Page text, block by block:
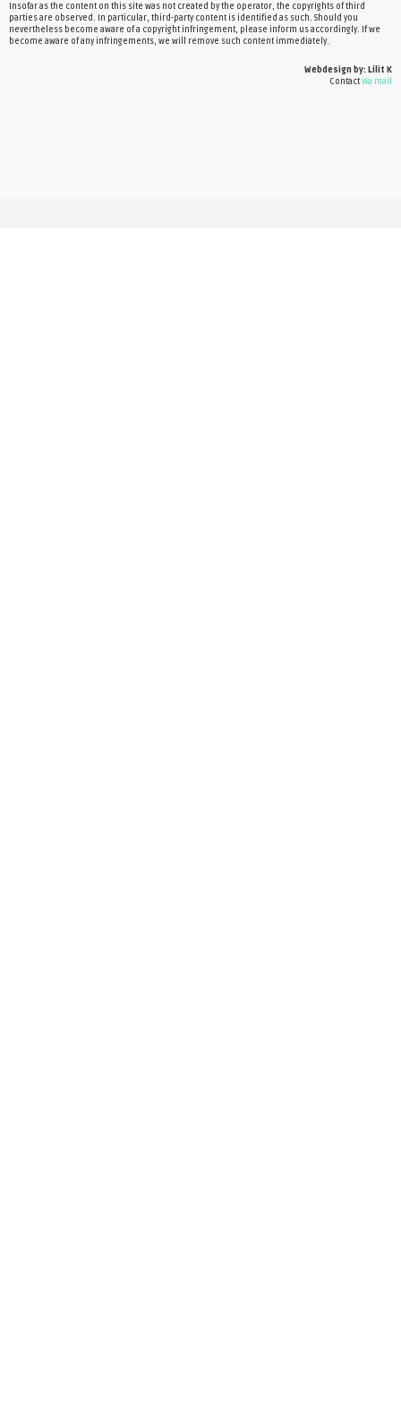
Insofar as the content on this site was not created by the operator, the copyrights of third
parties are observed. In particular, third-party content is identified as such. Should you
nevertheless become aware of a copyright infringement, please inform us accordingly. If we
become aware of any infringements, we will remove such content immediately.
Webdesign by: Lilit K
Contactvia mail